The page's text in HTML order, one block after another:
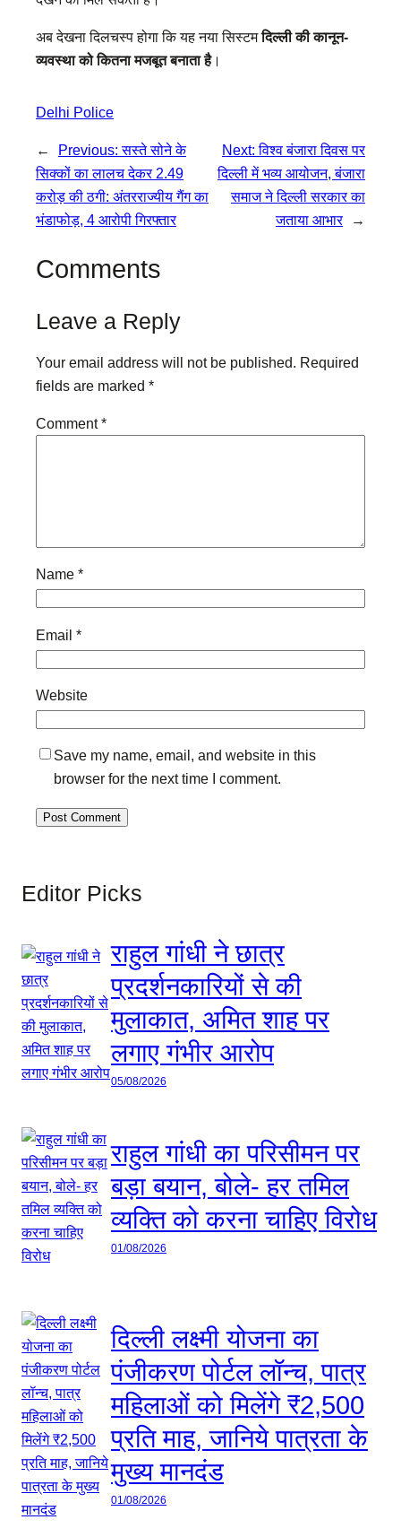
अब देखना दिलचस्प होगा कि यह नया सिस्टमदिल्ली की कानून-
व्यवस्था को कितना मजबूत बनाता है।
Delhi Police
← Previous:सस्ते सोने के
सिक्कों का लालच देकर 2.49
करोड़ की ठगी: अंतरराज्यीय गैंग का
भंडाफोड़, 4 आरोपी गिरफ्तार
Next:विश्व बंजारा दिवस पर
दिल्ली में भव्य आयोजन, बंजारा
समाज ने दिल्ली सरकार का
जताया आभार
→
Comments
Leave a Reply
Your email address will not be published. Required
fields are marked *
Comment*
Name *
Email *
Website
Save my name, email, and website in this
browser for the next time I comment.
Editor Picks
राहुल गांधी ने छात्र
प्रदर्शनकारियों से की
मुलाकात, अमित शाह पर
लगाए गंभीर आरोप
05/08/2026
राहुल गांधी का परिसीमन पर
बड़ा बयान, बोले- हर तमिल
व्यक्ति को करना चाहिए विरोध
01/08/2026
दिल्ली लक्ष्मी योजना का
पंजीकरण पोर्टल लॉन्च, पात्र
महिलाओं को मिलेंगे ₹2,500
प्रति माह, जानिये पात्रता के
मुख्य मानदंड
01/08/2026